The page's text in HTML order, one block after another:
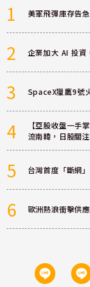
1 美軍飛彈庫存告
2 企業加大 AI 投
3 SpaceX獵鷹9號
4
【亞股收盤一
流南韓，日股關
5 台灣首度「斷網
6 歐洲熱浪衝擊供